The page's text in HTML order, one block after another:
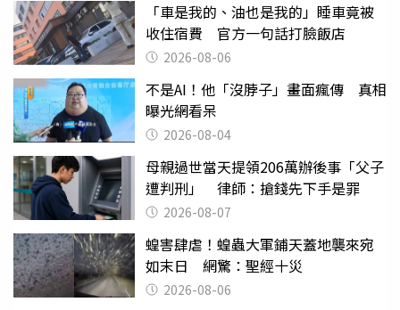
「車是我的、油也是我的」睡車竟被
收住宿費 官方一句話打臉飯店
2026-08-06
不是AI！他「沒脖子」畫面瘋傳 真相
曝光網看呆
2026-08-04
母親過世當天提領206萬辦後事「父子
遭判刑」 律師：搶錢先下手是罪
2026-08-07
蝗害肆虐！蝗蟲大軍鋪天蓋地襲來宛
如末日 網驚：聖經十災
2026-08-06